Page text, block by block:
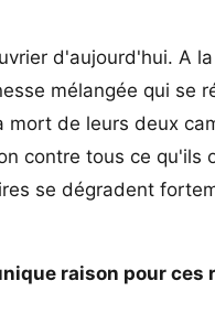
d'aujourd'hui. A
mélangée qui se
de leurs deux
contre tous ce
se dégradent
raison pour